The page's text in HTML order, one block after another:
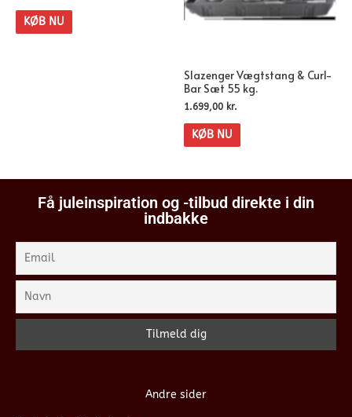
KØB NU
Slazenger Vægtstang & Curl-
Bar Sæt 55 kg.
1.699,00 kr.
KØB NU
Få juleinspiration og -tilbud direkte i din
indbakke
Andre sider